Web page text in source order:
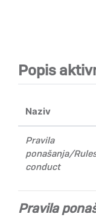
Popis
Naziv
Pravila
ponašanja/
conduct
Pravila